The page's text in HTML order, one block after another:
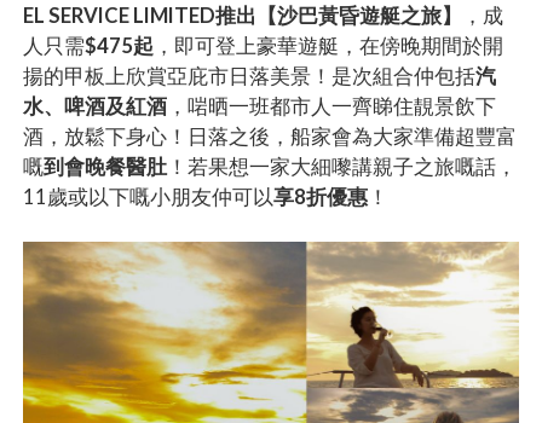
EL SERVICE LIMITED推出【沙巴黃昏遊艇之旅】
，成
人只需$475起 ，即可登上豪華遊艇，在傍晚期間於開
揚的甲板上欣賞亞庇市日落美景！是次組合仲包括汽
水、啤酒及紅酒 ，啱晒一班都市人一齊睇住靚景飲下
酒，放鬆下身心！日落之後，船家會為大家準備超豐富
嘅到會晚餐醫肚 ！若果想一家大細嚟講親子之旅嘅話，
11歲或以下嘅小朋友仲可以享8折優惠 ！